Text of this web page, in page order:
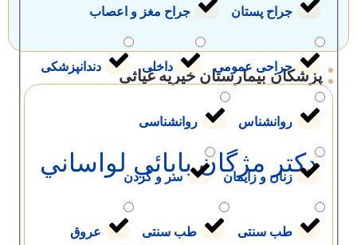
جراح پستان جراح مغز و اعصاب
جراحی عمومی داخلی دندانپزشکی
روانشناس روانشناسی
زنان و زایمان سر و گردن
طب سنتی طب سنتی عروق
بیمارستان خیریه غیاثی
مژگان بابائي لواساني